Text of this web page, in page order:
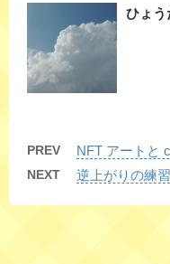
ひょう
PREV NFT アートと
NEXT 逆上がりの練